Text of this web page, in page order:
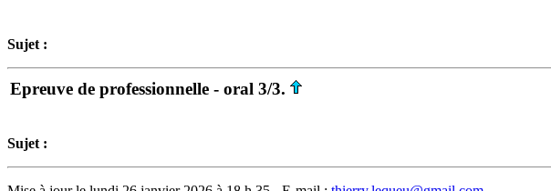
Sujet :
Epreuve de professionnelle - oral 3/3.
Sujet :